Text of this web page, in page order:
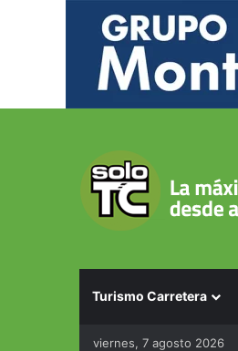
Turismo Carretera
viernes, 7 agosto 2026